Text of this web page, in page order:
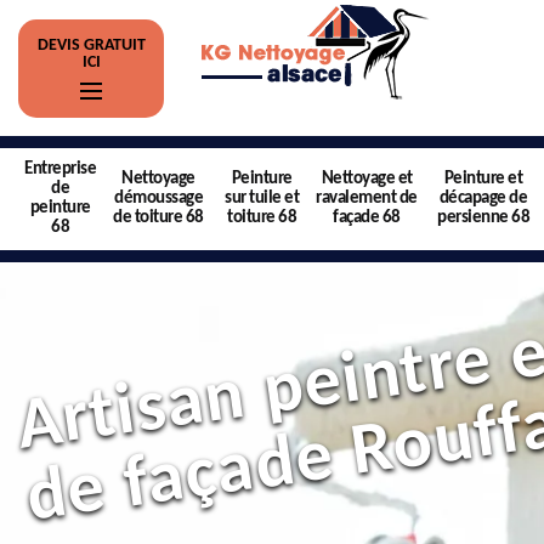
DEVIS GRATUIT
ICI
Entreprise
de
peinture
68
Nettoyage
démoussage
de toiture 68
Peinture
sur tuile et
toiture 68
Nettoyage et
ravalement de
façade 68
Peinture et
décapage de
persienne 68